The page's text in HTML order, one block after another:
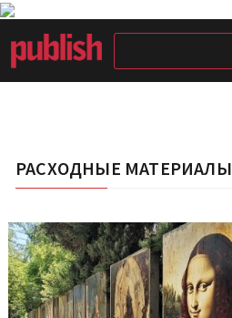
РАСХОДНЫЕ МАТЕРИАЛЫ